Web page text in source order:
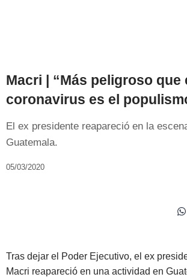
Macri | “Más peligroso que
coronavirus es el
El ex presidente reapareció en la
Guatemala.
05/03/2020
Tras dejar el Poder Ejecutivo, el ex
Macri reapareció en una actividad en